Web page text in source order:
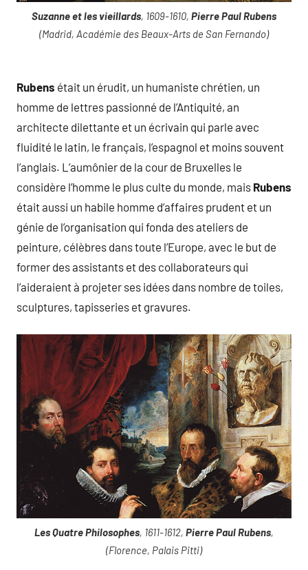
Suzanne et les vieillards, 1609-1610, Pierre Paul Rubens
(Madrid, Académie des Beaux-Arts de San Fernando)
Rubens était un érudit, un humaniste chrétien, un
homme de lettres passionné de l’Antiquité, an
architecte dilettante et un écrivain qui parle avec
fluidité le latin, le français, l’espagnol et moins souvent
l’anglais. L’aumônier de la cour de Bruxelles le
considère l’homme le plus culte du monde, mais Rubens
était aussi un habile homme d’affaires prudent et un
génie de l’organisation qui fonda des ateliers de
peinture, célèbres dans toute l’Europe, avec le but de
former des assistants et des collaborateurs qui
l’aideraient à projeter ses idées dans nombre de toiles,
sculptures, tapisseries et gravures.
Les Quatre Philosophes, 1611-1612, Pierre Paul Rubens,
(Florence, Palais Pitti)